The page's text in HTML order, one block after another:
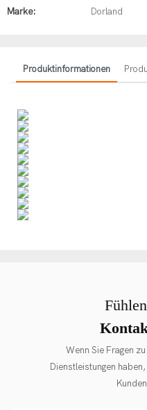
Marke: Dorland
Produktinformationen
Wenn Sie Fragen
Dienstleistungen